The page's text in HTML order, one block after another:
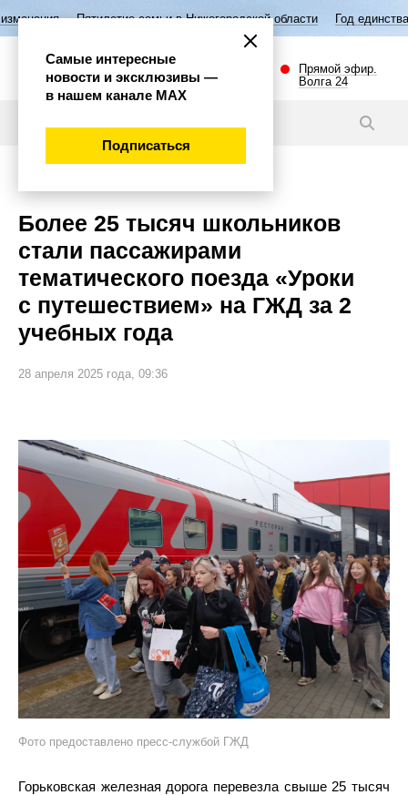
семьи в Нижегородской области Год единства народов
Прямой эфир.
Волга 24
Более 25 тысяч школьников
стали пассажирами
тематического поезда «Уроки
с путешествием» на ГЖД за 2
учебных года
28 апреля 2025 года, 09:36
Фото предоставлено пресс-службой ГЖД
Горьковская железная дорога перевезла свыше 25 тысяч
Самые интересные
новости и эксклюзивы —
в нашем канале МАХ
Подписаться